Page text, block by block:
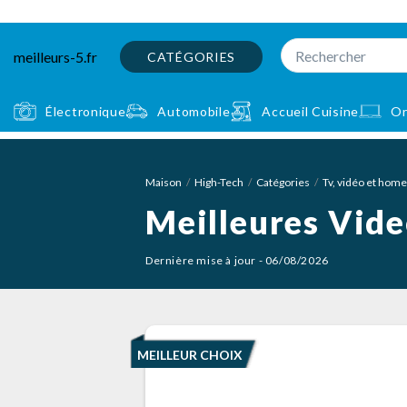
meilleurs-5.fr CATÉGORIES
Électronique Automobile Accueil Cuisine
Maison High-Tech Catégories Tv, vidéo et
Meilleures
Dernière mise à jour - 06/08/2026
MEILLEUR CHOIX